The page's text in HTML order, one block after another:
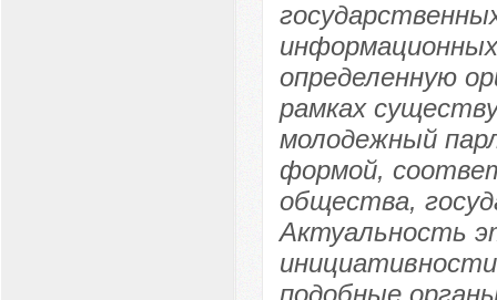
определенную
рамках
молодежный
формой,
общества,
Актуальность